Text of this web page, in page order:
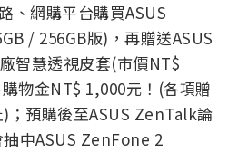
、網購平台購買ASUS
/ 256GB版)，再贈送ASUS
智慧透視皮套(市價NT$
物金NT$ 1,000元！(各項贈
；預購後至ASUS ZenTalk論
中ASUS ZenFone 2